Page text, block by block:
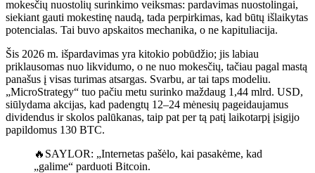
mokesčių nuostolių surinkimo veiksmas: pardavimas nuostolingai,
siekiant gauti mokestinę naudą, tada perpirkimas, kad būtų išlaikytas
potencialas. Tai buvo apskaitos mechanika, o ne kapituliacija.
Šis 2026 m. išpardavimas yra kitokio pobūdžio; jis labiau
priklausomas nuo likvidumo, o ne nuo mokesčių, tačiau pagal mastą
panašus į visas turimas atsargas. Svarbu, ar tai taps modeliu.
„MicroStrategy“ tuo pačiu metu surinko maždaug 1,44 mlrd. USD,
siūlydama akcijas, kad padengtų 12–24 mėnesių pageidaujamus
dividendus ir skolos palūkanas, taip pat per tą patį laikotarpį įsigijo
papildomus 130 BTC.
🔥SAYLOR: „Internetas pašėlo, kai pasakėme, kad
„galime“ parduoti Bitcoin.